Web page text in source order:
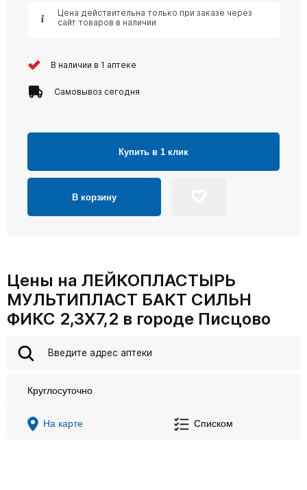
Цена действительна только при заказе через
сайт товаров в наличии
В наличии в 1 аптеке
Самовывоз сегодня
Купить в 1 клик
В корзину
Цены на ЛЕЙКОПЛАСТЫРЬ
МУЛЬТИПЛАСТ БАКТ СИЛЬН
ФИКС 2,3Х7,2 в городе Писцово
Круглосуточно
На карте Списком